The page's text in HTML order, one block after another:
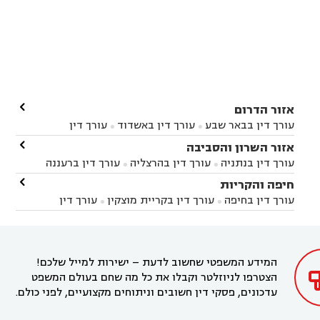
אזור הדרום
עורך דין בבאר שבע  עורך דין באשדוד 
עורך דין
באשקלון
עורך דין בבאר טוביה עורך דין בגן יבנה
עורך דין בניר הבנים עורך דין בערד
זיקים
עורך דין בנתיבות עורך דין בקרית מלאכי

אזור השרון והסביבה
עורך דין בנתניה  עורך דין בהרצליה  עורך דין ברעננה
עורך דין בחדרה עורך דין בכפר סבא
עורך דין בהוד
השרון
עורך דין באבן יהודה
עורך דין בחריש  עורך דין בקיסריה  עורך דין בקדימה

חיפה והקריות
עורך דין בחיפה  עורך דין בקריית מוצקין 
עורך דין
בקרית מוצקין
עורך דין בקריית אתא
עורך דין

המידע המשפטי שחשוב לדעת – ישירות למייל שלכם!
הצטרפו לניוזלטר וקבלו את כל מה שחם בעולם המשפט
עדכונים, פסקי דין חשובים וניתוחים מקצועיים, לפני כולם.